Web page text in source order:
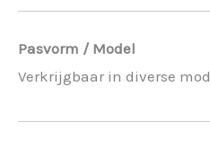
Pasvorm / Model
Verkrijgbaar in diverse